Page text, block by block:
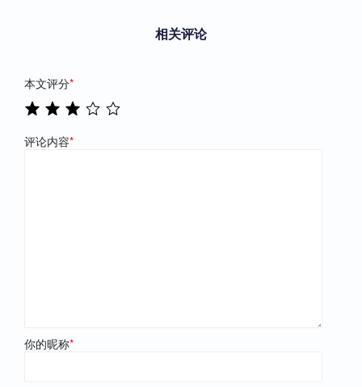
相关评论
本文评分*
评论内容*
你的昵称*